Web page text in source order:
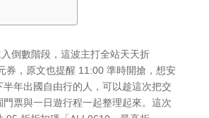
倒數階段，這波主打全站天天折
券，原文也提醒 11:00 準時開搶，想安
年出國自由行的人，可以趁這次把交
票與一日遊行程一起整理起來。這次